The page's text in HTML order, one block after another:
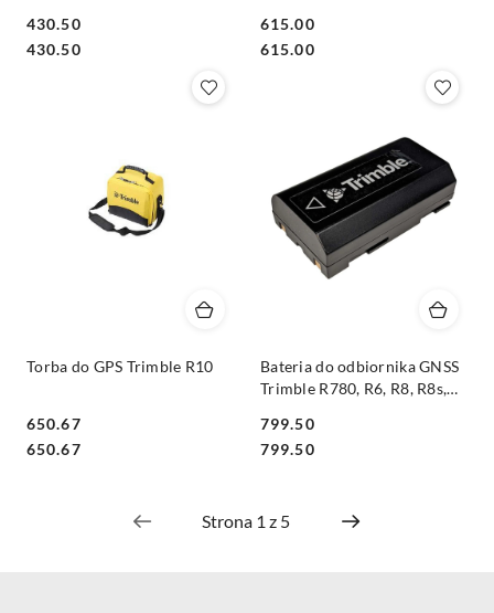
Cena:
430.50
Cena:
430.50 Cena:
615.00
Cena:
615.00
Torba do GPS Trimble R10
Cena:
650.67
Cena:
650.67
Bateria do odbiornika GNSS
Trimble R780, R6, R8, R8s,
Cena:
799.50
Cena:
799.50